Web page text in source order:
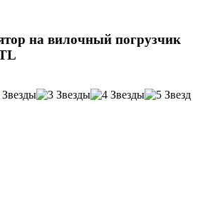
на вилочный погрузчик